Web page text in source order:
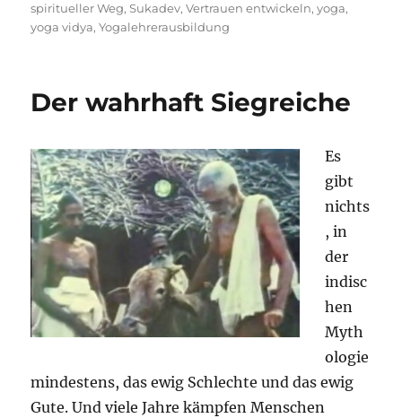
spiritueller Weg,Sukadev,Vertrauen entwickeln,yoga,
yoga vidya,Yogalehrerausbildung
Der wahrhaft Siegreiche
Es
gibt
nichts
, in
der
indisc
hen
Myth
ologie
mindestens, das ewig Schlechte und das ewig
Gute. Und viele Jahre kämpfen Menschen